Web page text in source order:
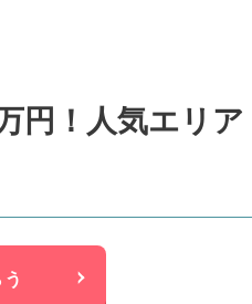
円！人気エリア